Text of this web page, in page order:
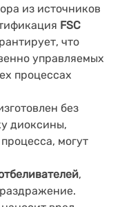
из источников
FSC
что
управляемых
процессах
без
диоксины,
могут
,